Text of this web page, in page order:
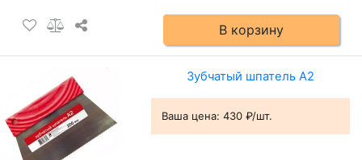
В корзину
Зубчатый шпатель А2
Ваша цена: 430 ₽/шт.